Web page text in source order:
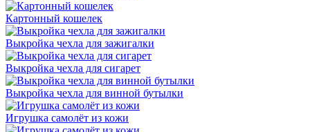
Картонный кошелек
Выкройка чехла для зажигалки
Выкройка чехла для сигарет
Выкройка чехла для винной бутылки
Игрушка самолёт из кожи